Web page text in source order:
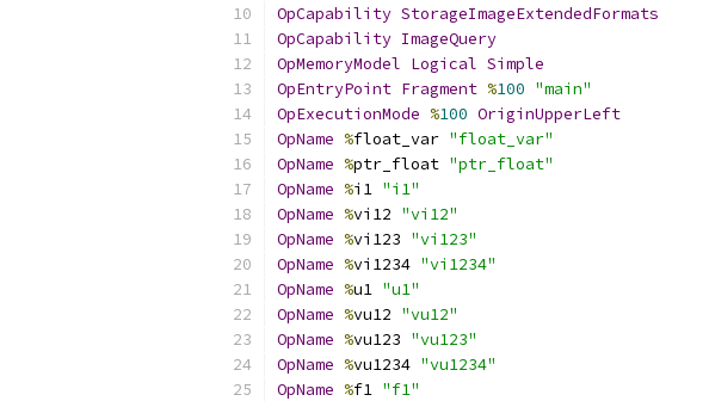
OpCapability StorageImageExtendedFormats
OpCapability ImageQuery
OpMemoryModel Logical Simple
OpEntryPoint Fragment %100 "main"
OpExecutionMode %100 OriginUpperLeft
OpName %float_var "float_var"
OpName %ptr_float "ptr_float"
OpName %i1 "i1"
OpName %vi12 "vi12"
OpName %vi123 "vi123"
OpName %vi1234 "vi1234"
OpName %u1 "u1"
OpName %vu12 "vu12"
OpName %vu123 "vu123"
OpName %vu1234 "vu1234"
OpName %f1 "f1"